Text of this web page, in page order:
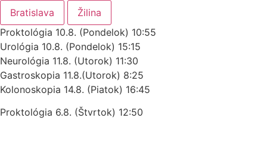
Bratislava
Žilina
Proktológia 10.8. (Pondelok) 10:55
Urológia 10.8. (Pondelok) 15:15
Neurológia 11.8. (Utorok) 11:30
Gastroskopia 11.8.(Utorok) 8:25
Kolonoskopia 14.8. (Piatok) 16:45
Proktológia 6.8. (Štvrtok) 12:50